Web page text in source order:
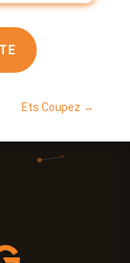
Ets Coupez →